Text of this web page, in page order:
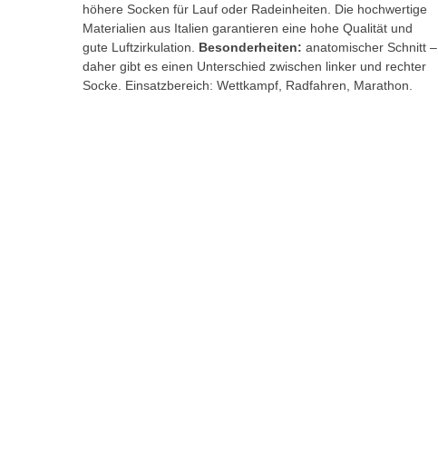
höhere Socken für Lauf oder Radeinheiten. Die hochwertige
Materialien aus Italien garantieren eine hohe Qualität und
gute Luftzirkulation. Besonderheiten: anatomischer Schnitt –
daher gibt es einen Unterschied zwischen linker und rechter
Socke. Einsatzbereich: Wettkampf, Radfahren, Marathon.